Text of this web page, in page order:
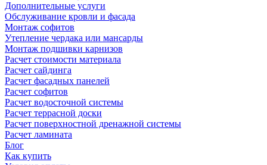
Дополнительные услуги
Обслуживание кровли и фасада
Монтаж софитов
Утепление чердака или мансарды
Монтаж подшивки карнизов
Расчет стоимости материала
Расчет сайдинга
Расчет фасадных панелей
Расчет софитов
Расчет водосточной системы
Расчет террасной доски
Расчет поверхностной дренажной системы
Расчет ламината
Блог
Как купить